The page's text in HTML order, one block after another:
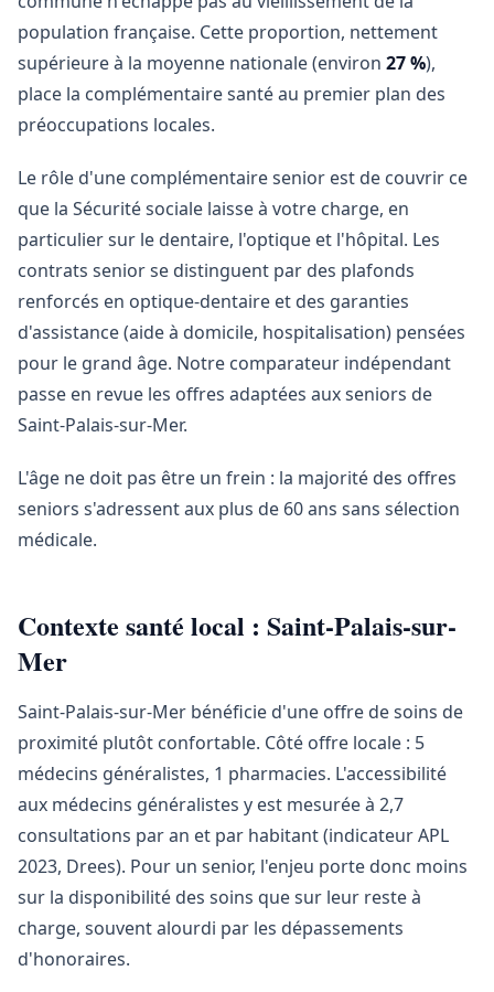
population française. Cette proportion, nettement
supérieure à la moyenne nationale (environ 27 %),
place la complémentaire santé au premier plan des
préoccupations locales.
Le rôle d'une complémentaire senior est de couvrir ce
que la Sécurité sociale laisse à votre charge, en
particulier sur le dentaire, l'optique et l'hôpital. Les
contrats senior se distinguent par des plafonds
renforcés en optique-dentaire et des garanties
d'assistance (aide à domicile, hospitalisation) pensées
pour le grand âge. Notre comparateur indépendant
passe en revue les offres adaptées aux seniors de
Saint-Palais-sur-Mer.
L'âge ne doit pas être un frein : la majorité des offres
seniors s'adressent aux plus de 60 ans sans sélection
médicale.
Contexte santé local : Saint-Palais-sur-
Mer
Saint-Palais-sur-Mer bénéficie d'une offre de soins de
proximité plutôt confortable. Côté offre locale : 5
médecins généralistes, 1 pharmacies. L'accessibilité
aux médecins généralistes y est mesurée à 2,7
consultations par an et par habitant (indicateur APL
2023, Drees). Pour un senior, l'enjeu porte donc moins
sur la disponibilité des soins que sur leur reste à
charge, souvent alourdi par les dépassements
d'honoraires.